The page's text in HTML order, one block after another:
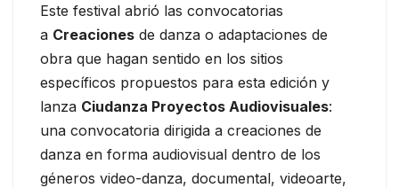
Este festival abrió las convocatorias
a Creaciones de danza o adaptaciones de
obra que hagan sentido en los sitios
específicos propuestos para esta edición y
lanza Ciudanza Proyectos Audiovisuales:
una convocatoria dirigida a creaciones de
danza en forma audiovisual dentro de los
géneros video-danza, documental, videoarte,